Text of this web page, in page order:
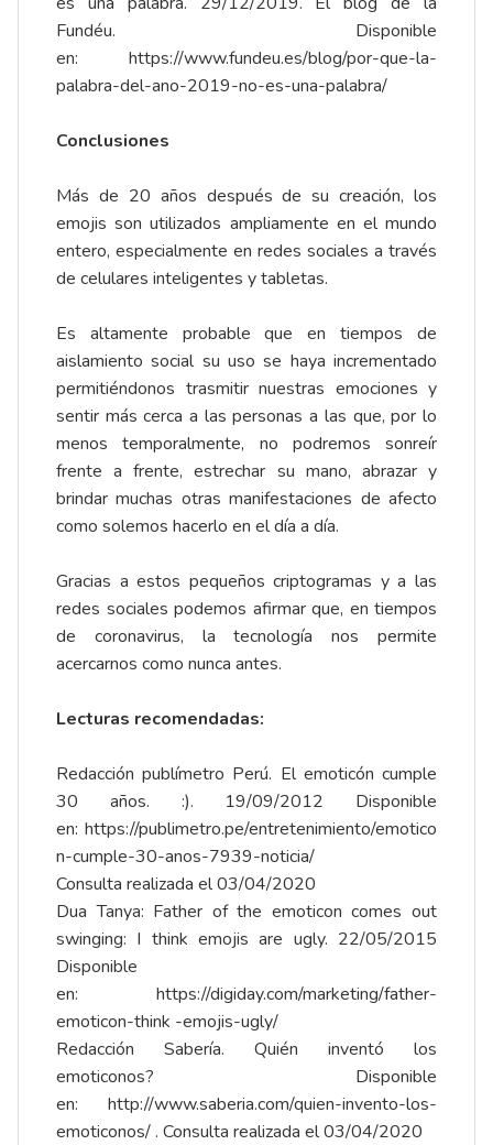
Fundéu. Disponible
en: https://www.fundeu.es/blog/por-que-la-
palabra-del-ano-2019-no-es-una-palabra/
Conclusiones
Más de 20 años después de su creación, los
emojis son utilizados ampliamente en el mundo
entero, especialmente en redes sociales a través
de celulares inteligentes y tabletas.
Es altamente probable que en tiempos de
aislamiento social su uso se haya incrementado
permitiéndonos trasmitir nuestras emociones y
sentir más cerca a las personas a las que, por lo
menos temporalmente, no podremos sonreír
frente a frente, estrechar su mano, abrazar y
brindar muchas otras manifestaciones de afecto
como solemos hacerlo en el día a día.
Gracias a estos pequeños criptogramas y a las
redes sociales podemos afirmar que, en tiempos
de coronavirus, la tecnología nos permite
acercarnos como nunca antes.
Lecturas recomendadas:
Redacción publímetro Perú. El emoticón cumple
30 años. :). 19/09/2012 Disponible
en: https://publimetro.pe/entretenimiento/emotico
n-cumple-30-anos-7939-noticia/
Consulta realizada el 03/04/2020
Dua Tanya: Father of the emoticon comes out
swinging: I think emojis are ugly. 22/05/2015
Disponible
en: https://digiday.com/marketing/father-
emoticon-think -emojis-ugly/
Redacción Sabería. Quién inventó los
emoticonos? Disponible
en: http://www.saberia.com/quien-invento-los-
emoticonos/. Consulta realizada el 03/04/2020